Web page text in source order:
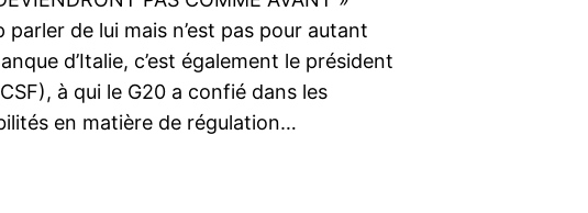
de lui mais n’est pas pour autant
d’Italie, c’est également le président
à qui le G20 a confié dans les
en matière de régulation…